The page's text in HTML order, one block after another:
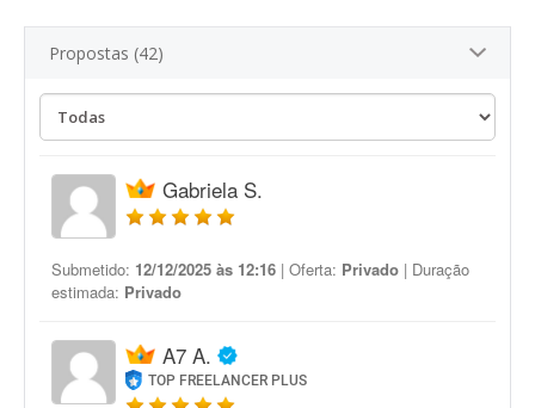
Propostas (42)
Gabriela S.
Submetido: 12/12/2025 às 12:16 | Oferta: Privado | Duração
estimada: Privado
A7 A.
TOP FREELANCER PLUS